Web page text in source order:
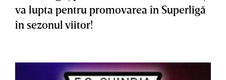
va lupta pentru promovarea în Superligă
în sezonul viitor!